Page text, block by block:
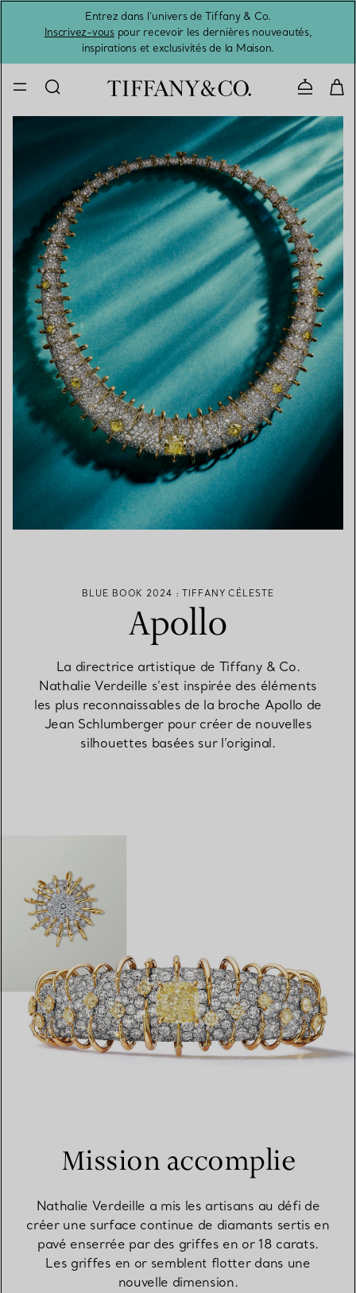
Entrez dans l’univers de Tiffany & Co.
Inscrivez-vouspour recevoir les dernières nouveautés,
inspirations et exclusivités de la Maison.
BLUE BOOK 2024 : TIFFANY CÉLESTE
Apollo
La directrice artistique de Tiffany & Co.
Nathalie Verdeille s’est inspirée des éléments
les plus reconnaissables de la broche Apollo de
Jean Schlumberger pour créer de nouvelles
silhouettes basées sur l’original.
Mission accomplie
Nathalie Verdeille a mis les artisans au défi de
créer une surface continue de diamants sertis en
pavé enserrée par des griffes en or 18 carats.
Les griffes en or semblent flotter dans une
nouvelle dimension.